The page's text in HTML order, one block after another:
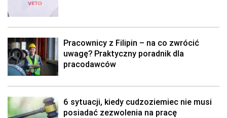
Pracownicy z Filipin – na co zwrócić
uwagę? Praktyczny poradnik dla
pracodawców
6 sytuacji, kiedy cudzoziemiec nie musi
posiadać zezwolenia na pracę